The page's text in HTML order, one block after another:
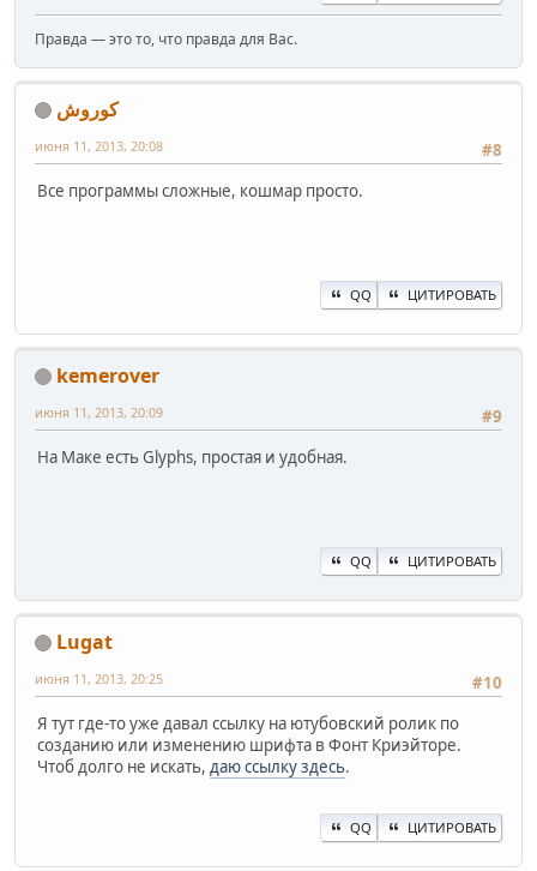
Правда — это то, что правда для Вас.
کوروش
#8
июня 11, 2013, 20:08
Все программы сложные, кошмар просто.
QQ ЦИТИРОВАТЬ
kemerover
#9
июня 11, 2013, 20:09
На Маке есть Glyphs, простая и удобная.
QQ ЦИТИРОВАТЬ
Lugat
#10
июня 11, 2013, 20:25
Я тут где-то уже давал ссылку на ютубовский ролик по
созданию или изменению шрифта в Фонт Криэйторе.
Чтоб долго не искать, даю ссылку здесь.
QQ ЦИТИРОВАТЬ